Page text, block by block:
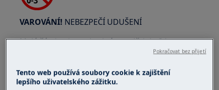
VAROVÁNÍ! NEBEZPEČÍ UDUŠENÍ
Malé části nejsou vhodné pro děti do 3 let.
Uchovávejte všechny malé části a obaly mimo
Produkt by měli používat nebo instalovat pouze
Tento web používá soubory cookie k zajištění
lepšího uživatelského zážitku.
Pokračovat bez přijetí